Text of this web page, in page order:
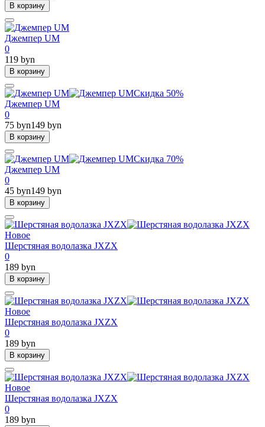
В корзину
Джемпер UM
0
119 byn
В корзину
Скидка 50%
Джемпер UM
0
75 byn149 byn
В корзину
Скидка 70%
Джемпер UM
0
45 byn149 byn
В корзину
Новое
Шерстяная водолазка JXZX
0
189 byn
В корзину
Новое
Шерстяная водолазка JXZX
0
189 byn
В корзину
Новое
Шерстяная водолазка JXZX
0
189 byn